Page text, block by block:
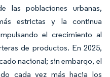
las poblaciones urbanas,
estrictas y la continua
el crecimiento al
de productos. En 2025,
nacional; sin embargo, el
cada vez más hacia los